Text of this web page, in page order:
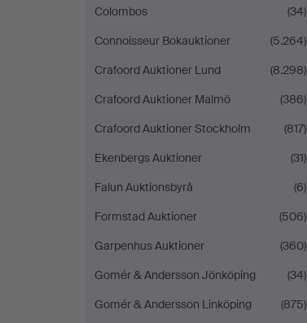
Colombos
(34)
Connoisseur Bokauktioner
(5.264)
Crafoord Auktioner Lund
(8.298)
Crafoord Auktioner Malmö
(386)
Crafoord Auktioner Stockholm
(817)
Ekenbergs Auktioner
(31)
Falun Auktionsbyrå
(6)
Formstad Auktioner
(506)
Garpenhus Auktioner
(360)
Gomér & Andersson Jönköping
(34)
Gomér & Andersson Linköping
(875)